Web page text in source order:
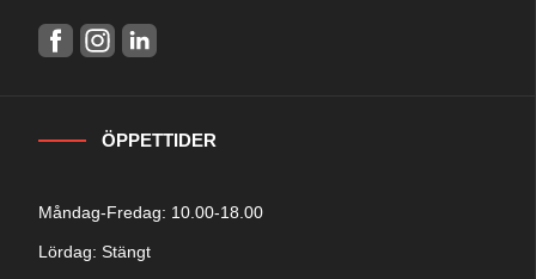
ÖPPETTIDER
Måndag-Fredag: 10.00-18.00
Lördag: Stängt